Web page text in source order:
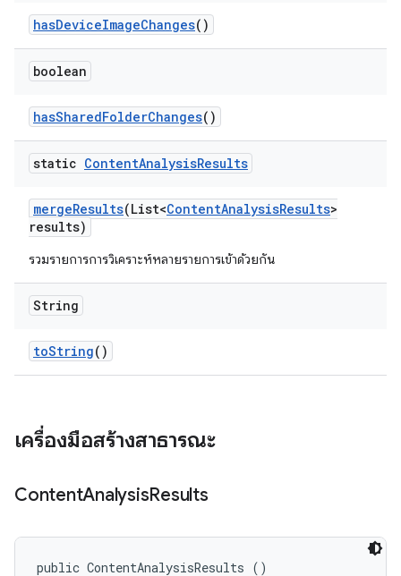
hasDeviceImageChanges()
boolean
hasSharedFolderChanges()
static ContentAnalysisResults
mergeResults(List<ContentAnalysisResults>
results)
รวมรายการการวิเคราะห์หลายรายการเข้าด้วยกัน
String
toString()
เครื่องมือสร้างสาธารณะ
ContentAnalysisResults
public ContentAnalysisResults ()